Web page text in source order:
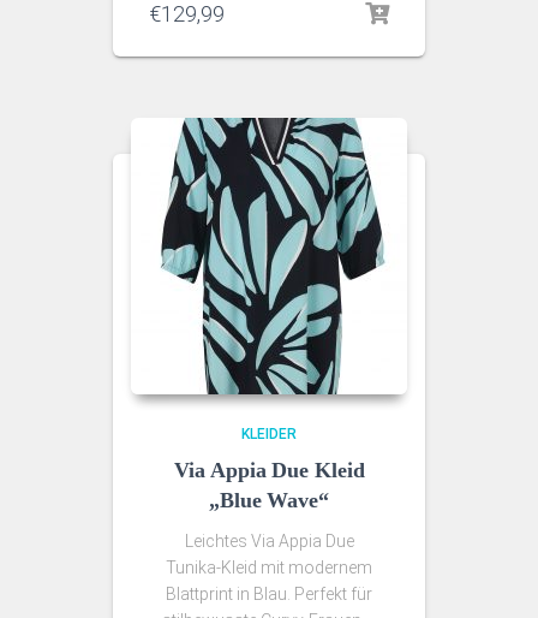
€129,99
KLEIDER
Via Appia Due Kleid
„Blue Wave“
Leichtes Via Appia Due
Tunika‑Kleid mit modernem
Blattprint in Blau. Perfekt für